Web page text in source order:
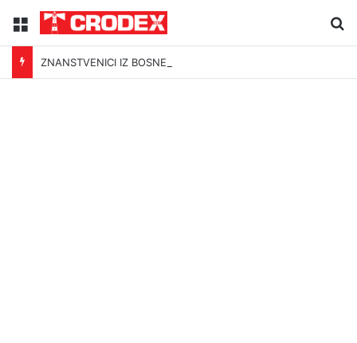
Menu
ZNANSTVENICI IZ BOSNE OTKRILI NACIZAM U – BOSNI!